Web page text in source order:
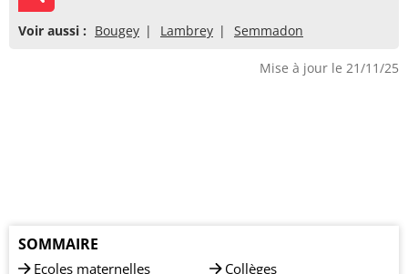
Voir aussi : Bougey Lambrey Semmadon
Mise à jour le 21/11/25
SOMMAIRE
Ecoles maternelles
Collèges